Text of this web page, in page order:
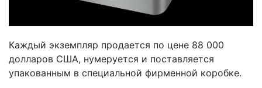
Каждый экземпляр продается по цене 88 000
долларов США, нумеруется и поставляется
упакованным в специальной фирменной коробке.